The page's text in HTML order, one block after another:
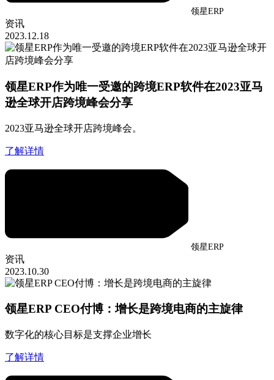
领星ERP
资讯
2023.12.18
领星ERP作为唯一受邀的跨境ERP软件在2023亚马
逊全球开店跨境峰会分享
2023亚马逊全球开店跨境峰会。
了解详情
领星ERP
资讯
2023.10.30
领星ERP CEO付博：增长是跨境电商的主旋律
数字化的核心目标是支撑企业增长
了解详情